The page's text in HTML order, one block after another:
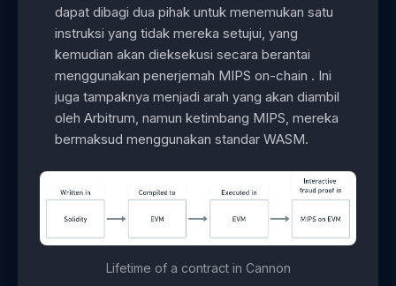
dapat dibagi dua pihak untuk menemukan satu
instruksi yang tidak mereka setujui, yang
kemudian akan dieksekusi secara berantai
menggunakan penerjemah MIPS on-chain . Ini
juga tampaknya menjadi arah yang akan diambil
oleh Arbitrum, namun ketimbang MIPS, mereka
bermaksud menggunakan standar WASM.
Lifetime of a contract in Cannon